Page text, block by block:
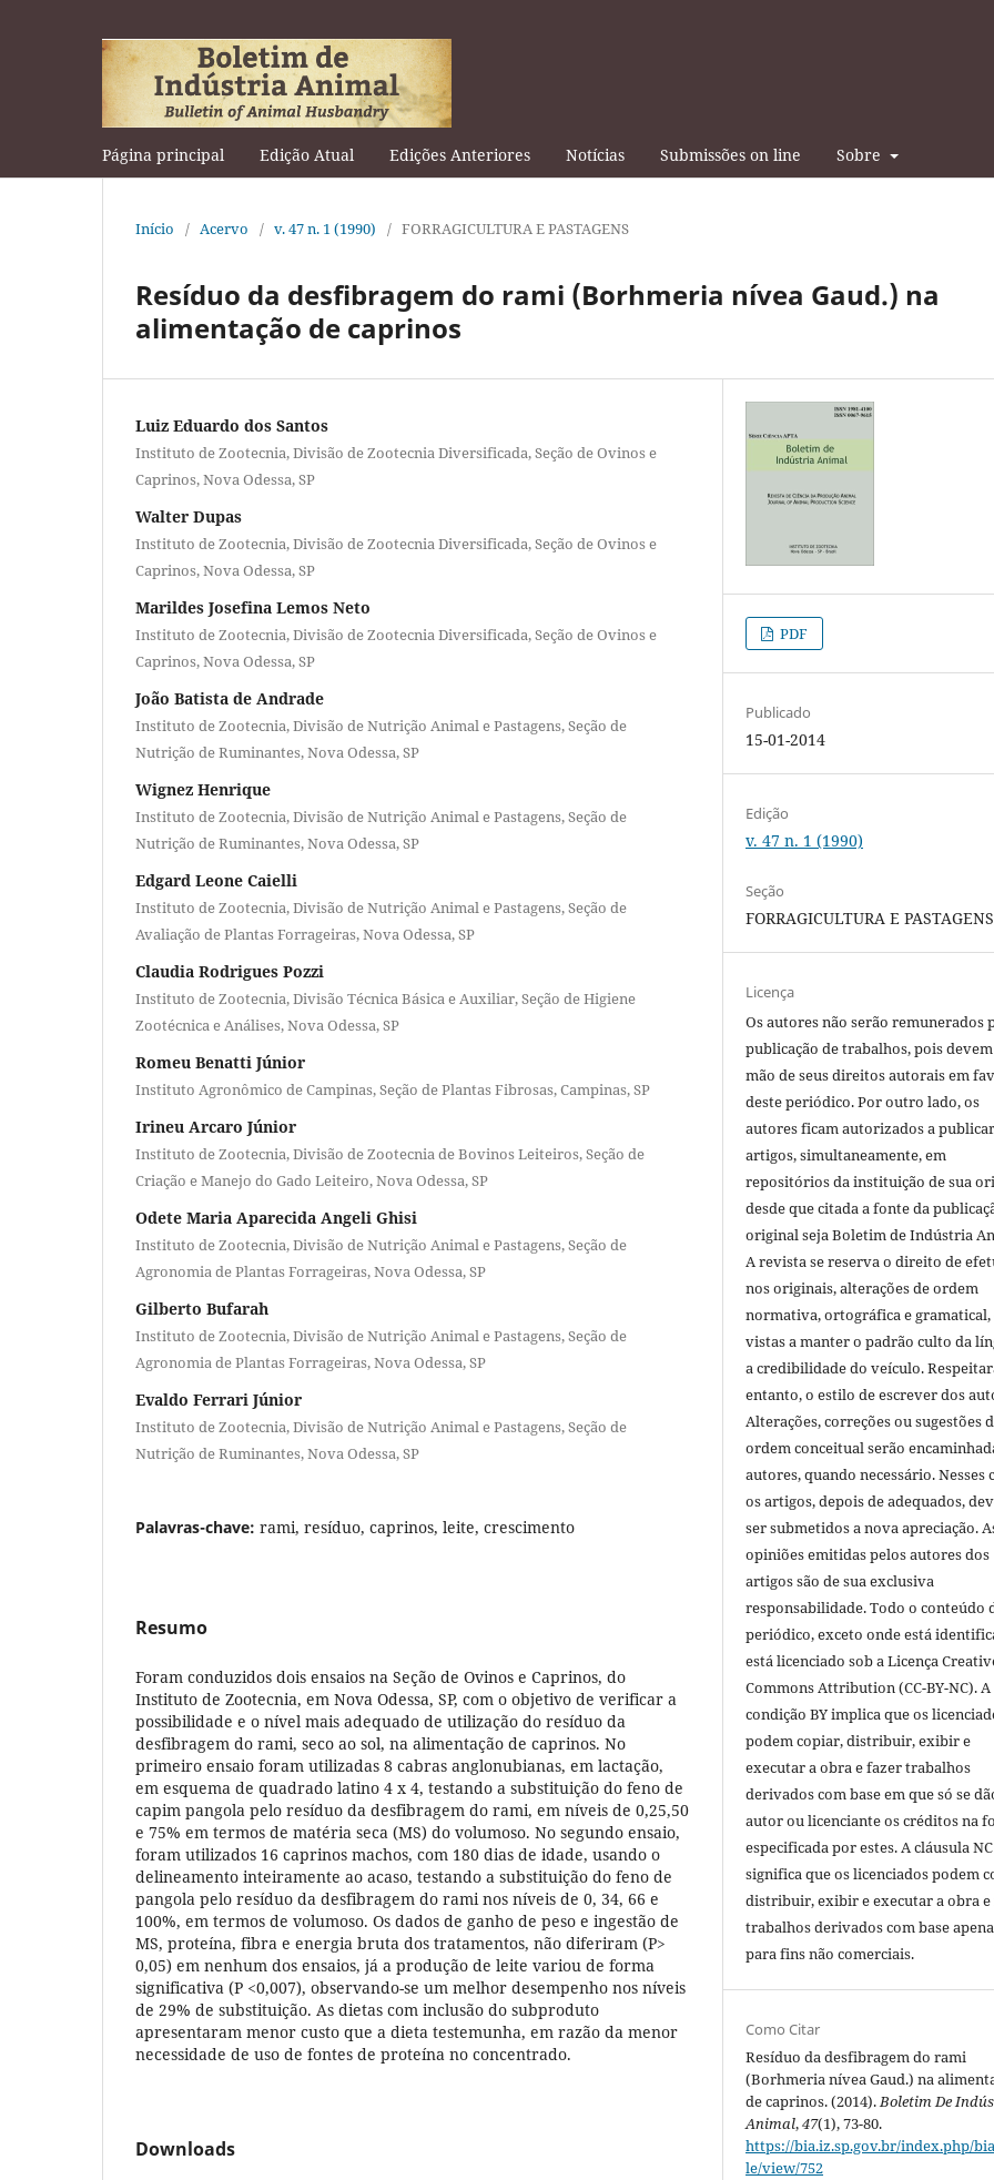
Página principal Edição Atual Edições Anteriores Notícias Submissões on line Sobre
Início / Acervo / v. 47 n. 1 (1990) / FORRAGICULTURA E PASTAGENS
Resíduo da desfibragem do rami (Borhmeria nívea Gaud.) na
alimentação de caprinos
Luiz Eduardo dos Santos
Instituto de Zootecnia, Divisão de Zootecnia Diversificada, Seção de Ovinos e
Caprinos, Nova Odessa, SP
Walter Dupas
Instituto de Zootecnia, Divisão de Zootecnia Diversificada, Seção de Ovinos e
Caprinos, Nova Odessa, SP
Marildes Josefina Lemos Neto
Instituto de Zootecnia, Divisão de Zootecnia Diversificada, Seção de Ovinos e
Caprinos, Nova Odessa, SP
João Batista de Andrade
Instituto de Zootecnia, Divisão de Nutrição Animal e Pastagens, Seção de
Nutrição de Ruminantes, Nova Odessa, SP
Wignez Henrique
Instituto de Zootecnia, Divisão de Nutrição Animal e Pastagens, Seção de
Nutrição de Ruminantes, Nova Odessa, SP
Edgard Leone Caielli
Instituto de Zootecnia, Divisão de Nutrição Animal e Pastagens, Seção de
Avaliação de Plantas Forrageiras, Nova Odessa, SP
Claudia Rodrigues Pozzi
Instituto de Zootecnia, Divisão Técnica Básica e Auxiliar, Seção de Higiene
Zootécnica e Análises, Nova Odessa, SP
Romeu Benatti Júnior
Instituto Agronômico de Campinas, Seção de Plantas Fibrosas, Campinas, SP
Irineu Arcaro Júnior
Instituto de Zootecnia, Divisão de Zootecnia de Bovinos Leiteiros, Seção de
Criação e Manejo do Gado Leiteiro, Nova Odessa, SP
Odete Maria Aparecida Angeli Ghisi
Instituto de Zootecnia, Divisão de Nutrição Animal e Pastagens, Seção de
Agronomia de Plantas Forrageiras, Nova Odessa, SP
Gilberto Bufarah
Instituto de Zootecnia, Divisão de Nutrição Animal e Pastagens, Seção de
Agronomia de Plantas Forrageiras, Nova Odessa, SP
Evaldo Ferrari Júnior
Instituto de Zootecnia, Divisão de Nutrição Animal e Pastagens, Seção de
Nutrição de Ruminantes, Nova Odessa, SP
Palavras-chave: rami, resíduo, caprinos, leite, crescimento
Resumo
Foram conduzidos dois ensaios na Seção de Ovinos e Caprinos, do
Instituto de Zootecnia, em Nova Odessa, SP, com o objetivo de verificar a
possibilidade e o nível mais adequado de utilização do resíduo da
desfibragem do rami, seco ao sol, na alimentação de caprinos. No
primeiro ensaio foram utilizadas 8 cabras anglonubianas, em lactação,
em esquema de quadrado latino 4 x 4, testando a substituição do feno de
capim pangola pelo resíduo da desfibragem do rami, em níveis de 0,25,50
e 75% em termos de matéria seca (MS) do volumoso. No segundo ensaio,
foram utilizados 16 caprinos machos, com 180 dias de idade, usando o
delineamento inteiramente ao acaso, testando a substituição do feno de
pangola pelo resíduo da desfibragem do rami nos níveis de 0, 34, 66 e
100%, em termos de volumoso. Os dados de ganho de peso e ingestão de
MS, proteína, fibra e energia bruta dos tratamentos, não diferiram (P>
0,05) em nenhum dos ensaios, já a produção de leite variou de forma
significativa (P <0,007), observando-se um melhor desempenho nos níveis
de 29% de substituição. As dietas com inclusão do subproduto
apresentaram menor custo que a dieta testemunha, em razão da menor
necessidade de uso de fontes de proteína no concentrado.
Downloads
PDF
Publicado
15-01-2014
Edição
v. 47 n. 1 (1990)
Seção
FORRAGICULTURA E PASTAGENS
Licença
Os autores não serão remunerados
publicação de trabalhos, pois
mão de seus direitos autorais em
deste periódico. Por outro lado, os
autores ficam autorizados a
artigos, simultaneamente, em
repositórios da instituição de sua
desde que citada a fonte da
original seja Boletim de Indústria
A revista se reserva o direito de
nos originais, alterações de ordem
normativa, ortográfica e gramatical,
vistas a manter o padrão culto da
a credibilidade do veículo.
entanto, o estilo de escrever dos
Alterações, correções ou sugestões
ordem conceitual serão
autores, quando necessário. Nesses
os artigos, depois de adequados,
ser submetidos a nova apreciação.
opiniões emitidas pelos autores dos
artigos são de sua exclusiva
responsabilidade. Todo o conteúdo
periódico, exceto onde está
está licenciado sob a Licença
Commons Attribution (CC-BY-NC). A
condição BY implica que os
podem copiar, distribuir, exibir e
executar a obra e fazer trabalhos
derivados com base em que só se
autor ou licenciante os créditos na
especificada por estes. A cláusula NC
significa que os licenciados podem
distribuir, exibir e executar a obra
trabalhos derivados com base
para fins não comerciais.
Como Citar
Resíduo da desfibragem do rami
(Borhmeria nívea Gaud.) na
de caprinos. (2014).Boletim De
Animal,47(1), 73-80.
https://bia.iz.sp.gov.br/index.php/
le/view/752